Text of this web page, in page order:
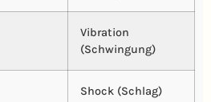
Vibration
(Schwingung)
Shock (Schlag)